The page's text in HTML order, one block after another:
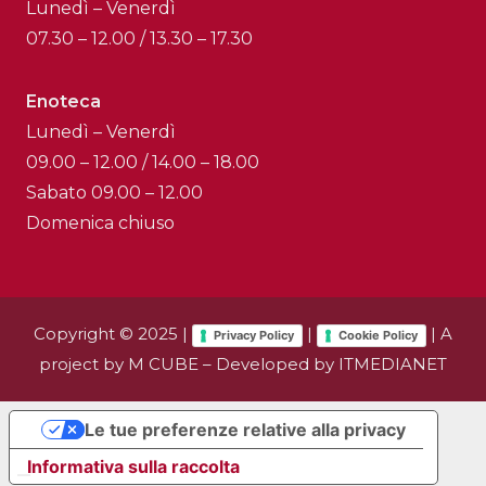
Lunedì – Venerdì
07.30 – 12.00 / 13.30 – 17.30
Enoteca
Lunedì – Venerdì
09.00 – 12.00 / 14.00 – 18.00
Sabato 09.00 – 12.00
Domenica chiuso
Copyright © 2025 | Privacy Policy | Cookie Policy
| A
project by M CUBE – Developed by ITMEDIANET
Informativa sulla raccolta
Le tue preferenze relative alla privacy